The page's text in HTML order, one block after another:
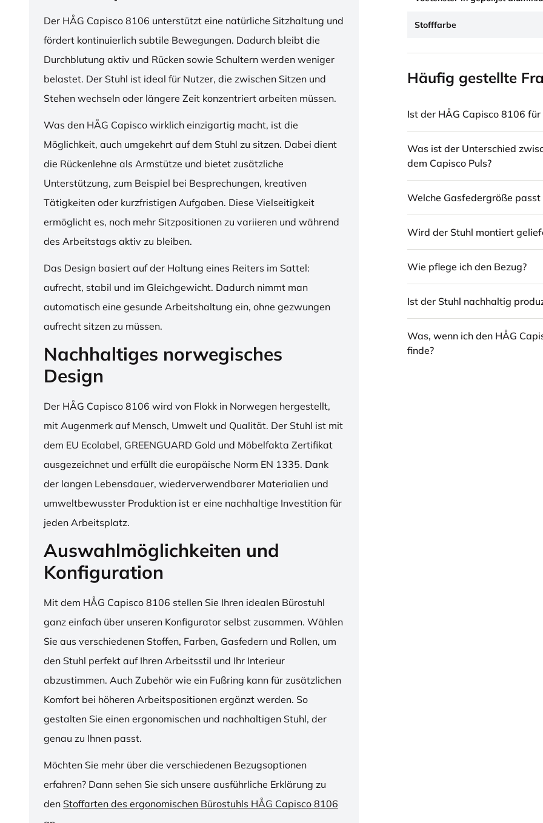
Der HÅG Capisco 8106 unterstützt eine natürliche Sitzhaltung und
fördert kontinuierlich subtile Bewegungen. Dadurch bleibt die
Durchblutung aktiv und Rücken sowie Schultern werden weniger
belastet. Der Stuhl ist ideal für Nutzer, die zwischen Sitzen und
Stehen wechseln oder längere Zeit konzentriert arbeiten müssen.
Was den HÅG Capisco wirklich einzigartig macht, ist die
Möglichkeit, auch umgekehrt auf dem Stuhl zu sitzen. Dabei dient
die Rückenlehne als Armstütze und bietet zusätzliche
Unterstützung, zum Beispiel bei Besprechungen, kreativen
Tätigkeiten oder kurzfristigen Aufgaben. Diese Vielseitigkeit
ermöglicht es, noch mehr Sitzpositionen zu variieren und während
des Arbeitstags aktiv zu bleiben.
Das Design basiert auf der Haltung eines Reiters im Sattel:
aufrecht, stabil und im Gleichgewicht. Dadurch nimmt man
automatisch eine gesunde Arbeitshaltung ein, ohne gezwungen
aufrecht sitzen zu müssen.
Nachhaltiges norwegisches
Design
Der HÅG Capisco 8106 wird von Flokk in Norwegen hergestellt,
mit Augenmerk auf Mensch, Umwelt und Qualität. Der Stuhl ist mit
dem EU Ecolabel, GREENGUARD Gold und Möbelfakta Zertifikat
ausgezeichnet und erfüllt die europäische Norm EN 1335. Dank
der langen Lebensdauer, wiederverwendbarer Materialien und
umweltbewusster Produktion ist er eine nachhaltige Investition für
jeden Arbeitsplatz.
Auswahlmöglichkeiten und
Konfiguration
Mit dem HÅG Capisco 8106 stellen Sie Ihren idealen Bürostuhl
ganz einfach über unseren Konfigurator selbst zusammen. Wählen
Sie aus verschiedenen Stoffen, Farben, Gasfedern und Rollen, um
den Stuhl perfekt auf Ihren Arbeitsstil und Ihr Interieur
abzustimmen. Auch Zubehör wie ein Fußring kann für zusätzlichen
Komfort bei höheren Arbeitspositionen ergänzt werden. So
gestalten Sie einen ergonomischen und nachhaltigen Stuhl, der
genau zu Ihnen passt.
Möchten Sie mehr über die verschiedenen Bezugsoptionen
erfahren? Dann sehen Sie sich unsere ausführliche Erklärung zu
den Stoffarten des ergonomischen Bürostuhls HÅG Capisco 8106
Stofffarbe
Häufig gestellte
Ist der HÅG Capisco 8106
Was ist der Unterschied
dem Capisco Puls?
Welche Gasfedergröße passt
Wird der Stuhl montiert
Wie pflege ich den Bezug?
Ist der Stuhl nachhaltig
Was, wenn ich den HÅG
finde?